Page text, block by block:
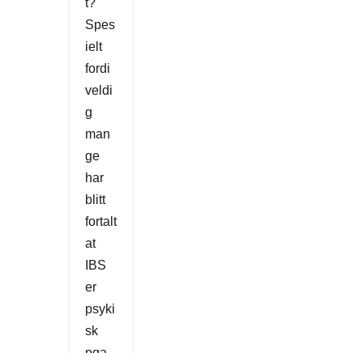
t?
Spes
ielt
fordi
veldi
g
man
ge
har
blitt
fortalt
at
IBS
er
psyki
sk